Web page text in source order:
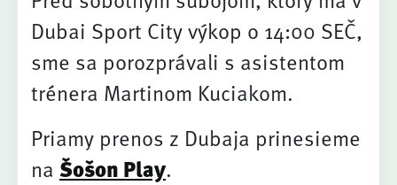
Dubai Sport City výkop o 14:00 SEČ,
sme sa porozprávali s asistentom
trénera Martinom Kuciakom.
Priamy prenos z Dubaja prinesieme
na Šošon Play.